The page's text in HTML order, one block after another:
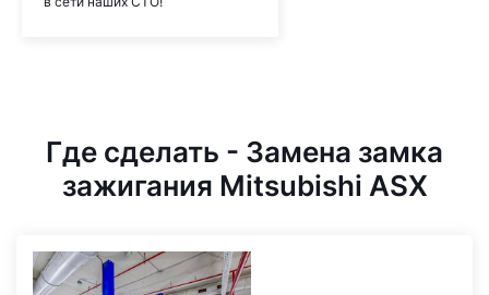
Где сделать - Замена замка
зажигания Mitsubishi ASX